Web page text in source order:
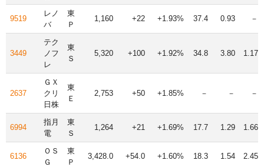
9519
レノ
バ
東
Ｐ
1,160 +22 +1.93% 37.4 0.93 －
3449
テク
ノフ
レ
東
Ｓ
5,320 +100 +1.92% 34.8 3.80 1.17
2637
ＧＸ
クリ
日株
東
Ｅ
2,753 +50 +1.85% － － －
6994
指月
電
東
Ｓ
1,264 +21 +1.69% 17.7 1.29 1.66
6136
ＯＳ
Ｇ
東
Ｐ
3,428.0 +54.0 +1.60% 18.3 1.54 2.45